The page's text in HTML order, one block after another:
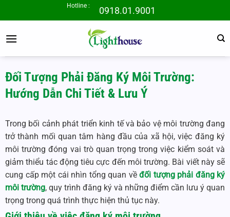
qua
dung
Hotline : 0918.01.9001
Đối Tượng Phải Đăng Ký Môi Trường:
Hướng Dẫn Chi Tiết & Lưu Ý
Trong bối cảnh phát triển kinh tế và bảo vệ môi trường đang
trở thành mối quan tâm hàng đầu của xã hội, việc đăng ký
môi trường đóng vai trò quan trọng trong việc kiểm soát và
giảm thiểu tác động tiêu cực đến môi trường. Bài viết này sẽ
cung cấp một cái nhìn tổng quan về đối tượng phải đăng ký
môi trường, quy trình đăng ký và những điểm cần lưu ý quan
trọng trong quá trình thực hiện thủ tục này.